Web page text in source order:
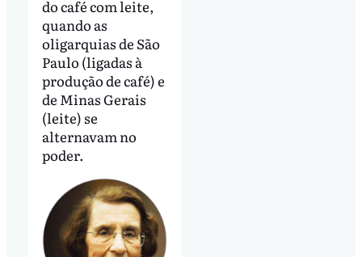
do café com leite,
quando as
oligarquias de São
Paulo (ligadas à
produção de café) e
de Minas Gerais
(leite) se
alternavam no
poder.